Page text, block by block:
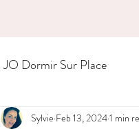
JO Dormir Sur Place
Sylvie Feb 13, 20241 min